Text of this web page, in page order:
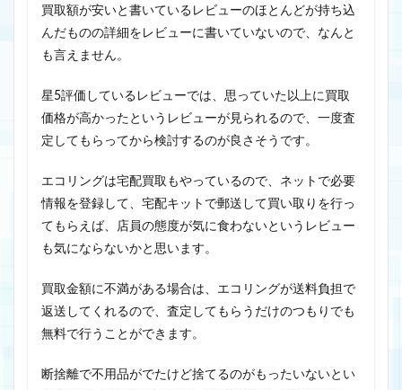
買取額が安いと書いているレビューのほとんどが持ち込
んだものの詳細をレビューに書いていないので、なんと
も言えません。
星5評価しているレビューでは、思っていた以上に買取
価格が高かったというレビューが見られるので、一度査
定してもらってから検討するのが良さそうです。
エコリングは宅配買取もやっているので、ネットで必要
情報を登録して、宅配キットで郵送して買い取りを行っ
てもらえば、店員の態度が気に食わないというレビュー
も気にならないかと思います。
買取金額に不満がある場合は、エコリングが送料負担で
返送してくれるので、査定してもらうだけのつもりでも
無料で行うことができます。
断捨離で不用品がでたけど捨てるのがもったいないとい